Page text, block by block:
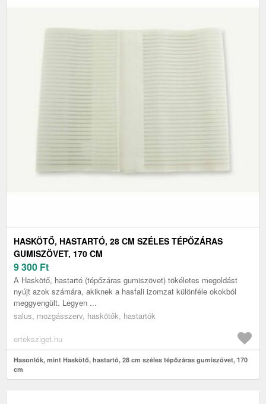
HASKÖTŐ, HASTARTÓ, 28 CM SZÉLES TÉPŐZÁRAS
GUMISZÖVET, 170 CM
9 300 Ft
A Haskötő, hastartó (tépőzáras gumiszövet) tökéletes megoldást
nyújt azok számára, akiknek a hasfali izomzat különféle okokból
meggyengült. Legyen ...
salus, mozgásszerv, haskötők, hastartók
erteksziget.hu
Hasonlók, mint Haskötő, hastartó, 28 cm széles tépőzáras gumiszövet, 170
cm